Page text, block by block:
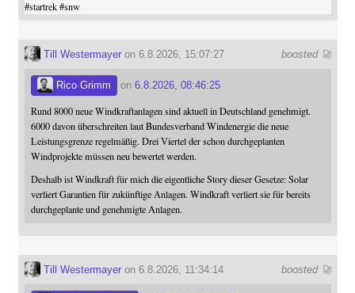
#startrek #snw
boosted 🚀
Till Westermayeron 6.8.2026, 15:07:27
Rico Grimm on 6.8.2026, 08:46:25
Rund 8000 neue Windkraftanlagen sind aktuell in Deutschland genehmigt.
6000 davon überschreiten laut Bundesverband Windenergie die neue
Leistungsgrenze regelmäßig. Drei Viertel der schon durchgeplanten
Windprojekte müssen neu bewertet werden.
Deshalb ist Windkraft für mich die eigentliche Story dieser Gesetze: Solar
verliert Garantien für zukünftige Anlagen. Windkraft verliert sie für bereits
durchgeplante und genehmigte Anlagen.
boosted 🚀
Till Westermayeron 6.8.2026, 11:34:14